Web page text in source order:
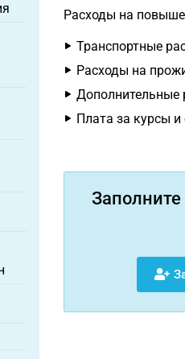
Расходы на
Транспортные
Расходы на
Дополнительные
Плата за курсы